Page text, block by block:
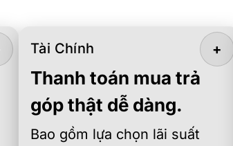
Tài Chính
Thanh toán mua trả
góp thật dễ dàng.
Bao gồm lựa chọn lãi suất
+